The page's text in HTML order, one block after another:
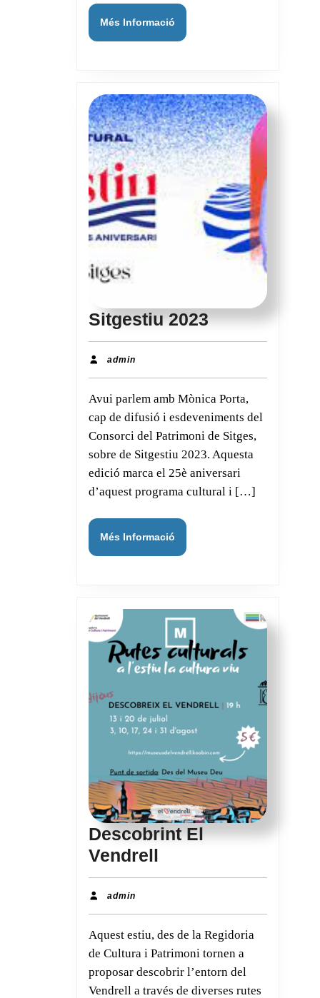
Més Informació
Informació
Sitgestiu 2023Sitgestiu
2023
admin
Avui parlem amb Mònica Porta,
cap de difusió i esdeveniments del
Consorci del Patrimoni de Sitges,
sobre de Sitgestiu 2023. Aquesta
edició marca el 25è aniversari
d’aquest programa cultural i […]
Més Informació
Informació
Descobrint El
Vendrell
El
admin
Aquest estiu, des de la Regidoria
de Cultura i Patrimoni tornen a
proposar descobrir l’entorn del
Vendrell a través de diverses rutes